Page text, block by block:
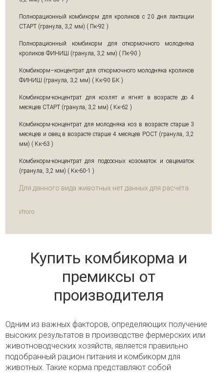
Полнорационный комбикорм для кроликов с 20 дня лактации
СТАРТ (гранула, 3,2 мм) ( Пк-92 )
Полнорационный комбикорм для откормочного молодняка
кроликов ФИНИШ (гранула, 3,2 мм) ( Пк-90 )
Комбикорм–концентрат для откормочного молодняка кроликов
ФИНИШ (гранула, 3,2 мм) ( Кк-90 БК )
Комбикорм-концентрат для козлят и ягнят в возрасте до 4
месяцев СТАРТ (гранула, 3,2 мм) ( Kк-62 )
Комбикорм-концентрат для молодняка коз в возрасте старше 3
месяцев и овец в возрасте старше 4 месяцев РОСТ (гранула, 3,2
мм) ( Kк-63 )
Комбикорм-концентрат для подсосных козоматок и овцематок
(гранула, 3,2 мм) ( Kк-60-1 )
Для данного вида животных нет данных для расчёта
Итого:
Купить комбикорма и
премиксы от
производителя
Одним из важных факторов, определяющих получение
высоких результатов в производстве фермерских или
животноводческих хозяйств, является правильно
подобранный рацион питания и комбикорм для
животных. Такие корма представляют собой